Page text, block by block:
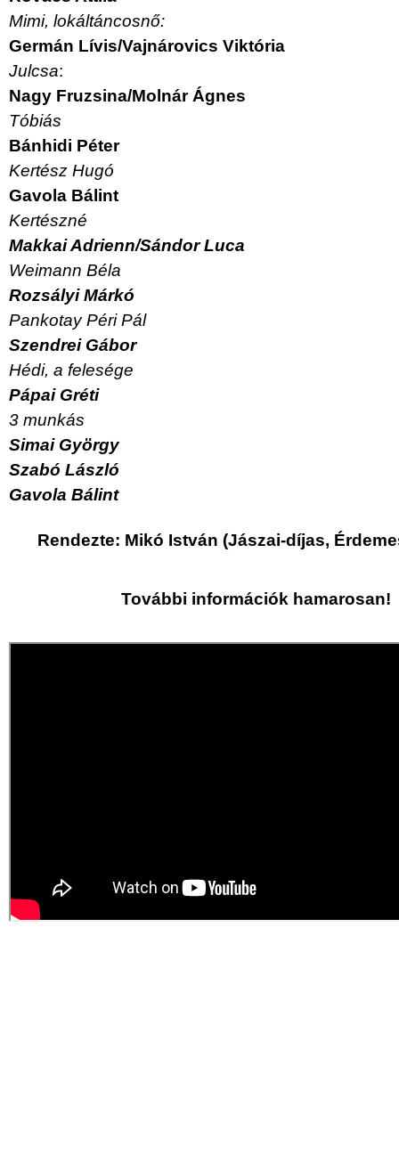
Mimi, lokáltáncosnő:
Germán Lívis/Vajnárovics Viktória
Julcsa:
Nagy Fruzsina/Molnár Ágnes
Tóbiás
Bánhidi Péter
Kertész Hugó
Gavola Bálint
Kertészné
Makkai Adrienn/Sándor Luca
Weimann Béla
Rozsályi Márkó
Pankotay Péri Pál
Szendrei Gábor
Hédi, a felesége
Pápai Gréti
3 munkás
Simai György
Szabó László
Gavola Bálint
Rendezte: Mikó István (Jászai-díjas,
További információk hamarosan!